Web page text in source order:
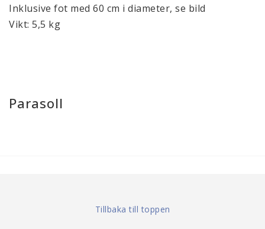
Inklusive fot med 60 cm i diameter, se bild
Vikt: 5,5 kg
Parasoll
Tillbaka till toppen